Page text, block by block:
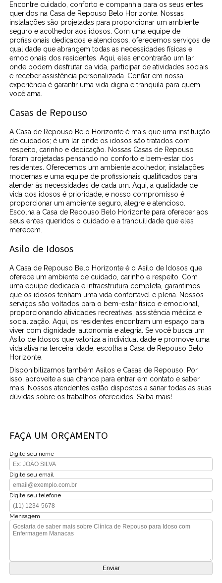
Encontre cuidado, conforto e companhia para os seus entes
queridos na Casa de Repouso Belo Horizonte. Nossas
instalações são projetadas para proporcionar um ambiente
seguro e acolhedor aos idosos. Com uma equipe de
profissionais dedicados e atenciosos, oferecemos serviços de
qualidade que abrangem todas as necessidades físicas e
emocionais dos residentes. Aqui, eles encontrarão um lar
onde podem desfrutar da vida, participar de atividades sociais
e receber assistência personalizada. Confiar em nossa
experiência é garantir uma vida digna e tranquila para quem
você ama.
Casas de Repouso
A Casa de Repouso Belo Horizonte é mais que uma instituição
de cuidados; é um lar onde os idosos são tratados com
respeito, carinho e dedicação. Nossas Casas de Repouso
foram projetadas pensando no conforto e bem-estar dos
residentes. Oferecemos um ambiente acolhedor, instalações
modernas e uma equipe de profissionais qualificados para
atender às necessidades de cada um. Aqui, a qualidade de
vida dos idosos é prioridade, e nosso compromisso é
proporcionar um ambiente seguro, alegre e atencioso.
Escolha a Casa de Repouso Belo Horizonte para oferecer aos
seus entes queridos o cuidado e a tranquilidade que eles
merecem.
Asilo de Idosos
A Casa de Repouso Belo Horizonte é o Asilo de Idosos que
oferece um ambiente de cuidado, carinho e respeito. Com
uma equipe dedicada e infraestrutura completa, garantimos
que os idosos tenham uma vida confortável e plena. Nossos
serviços são voltados para o bem-estar físico e emocional,
proporcionando atividades recreativas, assistência médica e
socialização. Aqui, os residentes encontram um espaço para
viver com dignidade, autonomia e alegria. Se você busca um
Asilo de Idosos que valoriza a individualidade e promove uma
vida ativa na terceira idade, escolha a Casa de Repouso Belo
Horizonte.
Disponibilizamos também Asilos e Casas de Repouso. Por
isso, aproveite a sua chance para entrar em contato e saber
mais. Nossos atendentes estão dispostos a sanar todas as suas
dúvidas sobre os trabalhos oferecidos. Saiba mais!
FAÇA UM ORÇAMENTO
Digite seu nome
Digite seu email
Digite seu telefone
Mensagem